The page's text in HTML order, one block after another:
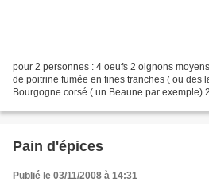
pour 2 personnes : 4 oeufs 2 oignons
de poitrine fumée en fines tranches ( ou des
Bourgogne corsé ( un Beaune par exemple)
Pain d'épices
Publié le 03/11/2008 à 14:31